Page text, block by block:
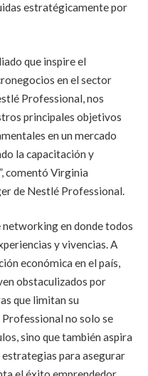
estratégicamente por
que inspire el
en el sector
Professional, nos
principales objetivos
en un mercado
la capacitación y
comentó Virginia
de Nestlé Professional.
networking en donde todos
y vivencias. A
económica en el país,
obstaculizados por
que limitan su
no solo se
sino que también aspira
para asegurar